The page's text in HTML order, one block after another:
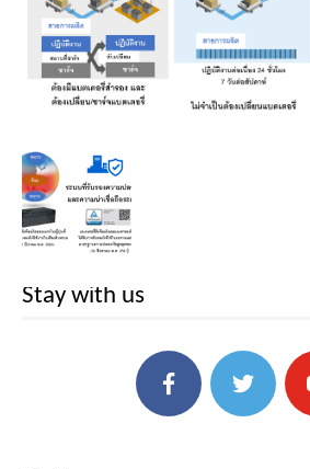
Stay with us